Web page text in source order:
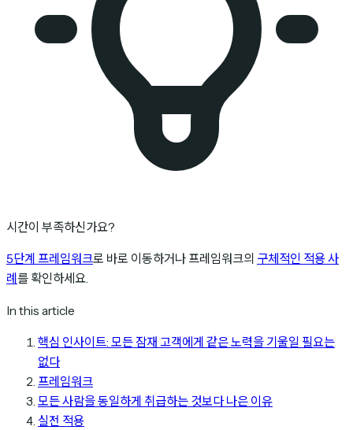
시간이 부족하신가요?
5단계 프레임워크로 바로 이동하거나 프레임워크의 구체적인 적용 사
례 를 확인하세요.
In this article
핵심 인사이트: 모든 잠재 고객에게 같은 노력을 기울일 필요는
없다
프레임워크
모든 사람을 동일하게 취급하는 것보다 나은 이유
실전 적용